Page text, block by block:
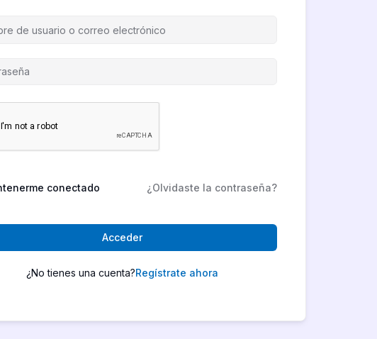
conectado ¿Olvidaste la contraseña?
Acceder
¿No tienes una cuenta?Regístrate ahora